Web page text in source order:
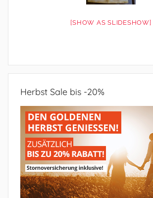
[SHOW AS SLIDESHOW]
Herbst Sale bis -20%